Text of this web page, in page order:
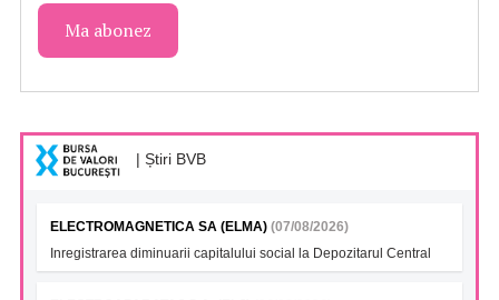
| Știri BVB
ELECTROMAGNETICA SA (ELMA) (07/08/2026)
Inregistrarea diminuarii capitalului social la Depozitarul Central